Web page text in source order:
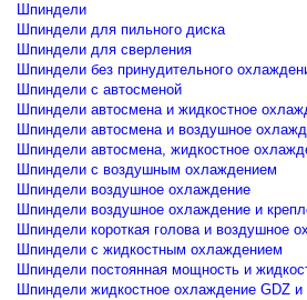
Шпиндели
Шпиндели для пильного диска
Шпиндели для сверления
Шпиндели без принудительного
Шпиндели с автосменой
Шпиндели автосмена и жидкостное
Шпиндели автосмена и воздушное
Шпиндели автосмена, жидкостное
Шпиндели с воздушным охлаждением
Шпиндели воздушное охлаждение
Шпиндели воздушное охлаждение и
Шпиндели короткая голова и воздушное
Шпиндели с жидкостным охлаждением
Шпиндели постоянная мощность и
Шпиндели жидкостное охлаждение GDZ и